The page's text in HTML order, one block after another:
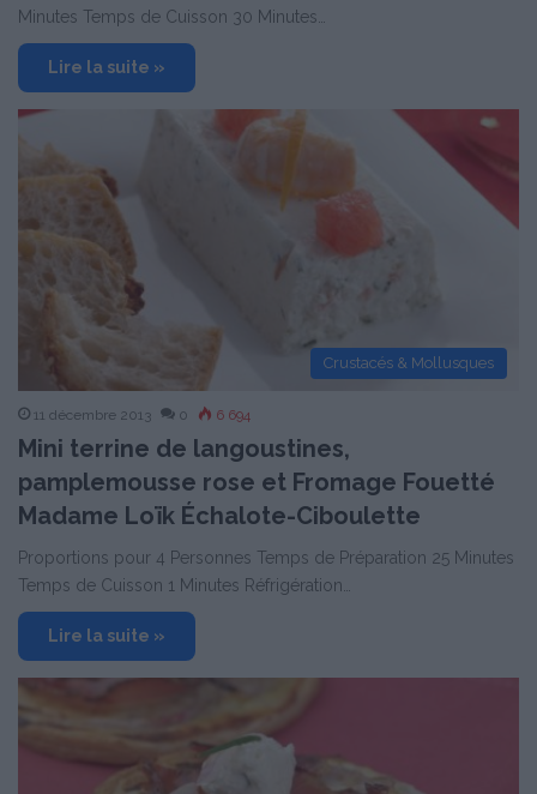
Minutes Temps de Cuisson 30 Minutes…
Lire la suite »
Crustacés & Mollusques
11 décembre 2013 0 6 694
Mini terrine de langoustines,
pamplemousse rose et Fromage Fouetté
Madame Loïk Échalote-Ciboulette
Proportions pour 4 Personnes Temps de Préparation 25 Minutes
Temps de Cuisson 1 Minutes Réfrigération…
Lire la suite »